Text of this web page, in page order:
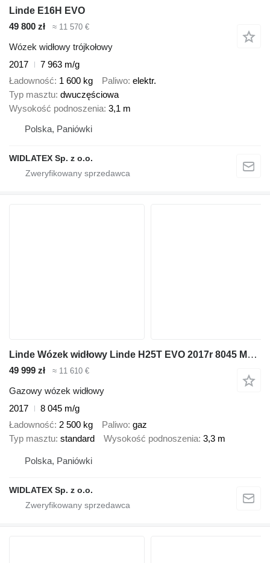
Linde E16H EVO
49 800 zł
≈ 11 570 €
Wózek widłowy trójkołowy
2017
7 963 m/g
Ładowność 1 600 kg Paliwo elektr.
Typ masztu dwuczęściowa
Wysokość podnoszenia 3,1 m
Polska, Paniówki
WIDLATEX Sp. z o.o.
Linde Wózek widłowy Linde H25T EVO 2017r 8045 MH oświetlenie LED
49 999 zł ≈ 11 610 €
Gazowy wózek widłowy
2017
8 045 m/g
Ładowność 2 500 kg Paliwo gaz
Typ masztu standard Wysokość podnoszenia 3,3 m
Polska, Paniówki
WIDLATEX Sp. z o.o.